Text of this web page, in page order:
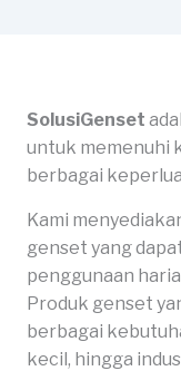
SolusiGenset
untuk memenuhi
berbagai
Kami
genset yang
penggunaan
Produk genset
berbagai
kecil, hingga